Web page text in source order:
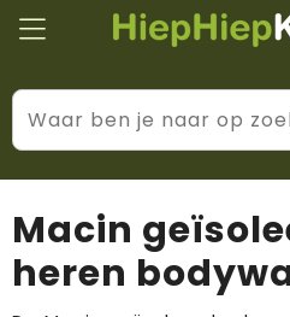
Kantoor & schrijfwaren
Wellness & verzorging
Tassen & reizen
Levensstijl
Prijs & impact
BIC
Brandflavours
Macin
heren